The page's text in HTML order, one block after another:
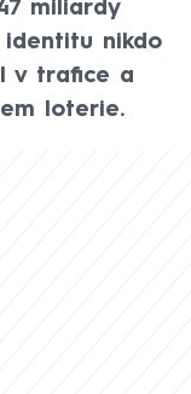
miliardy
identitu nikdo
v trafice a
loterie.